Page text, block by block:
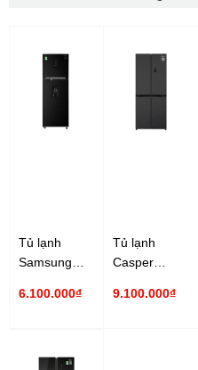
Tủ lạnh
Samsung
lít
6.100.000₫
Tủ lạnh
Casper
lít RM-430PB
9.100.000₫